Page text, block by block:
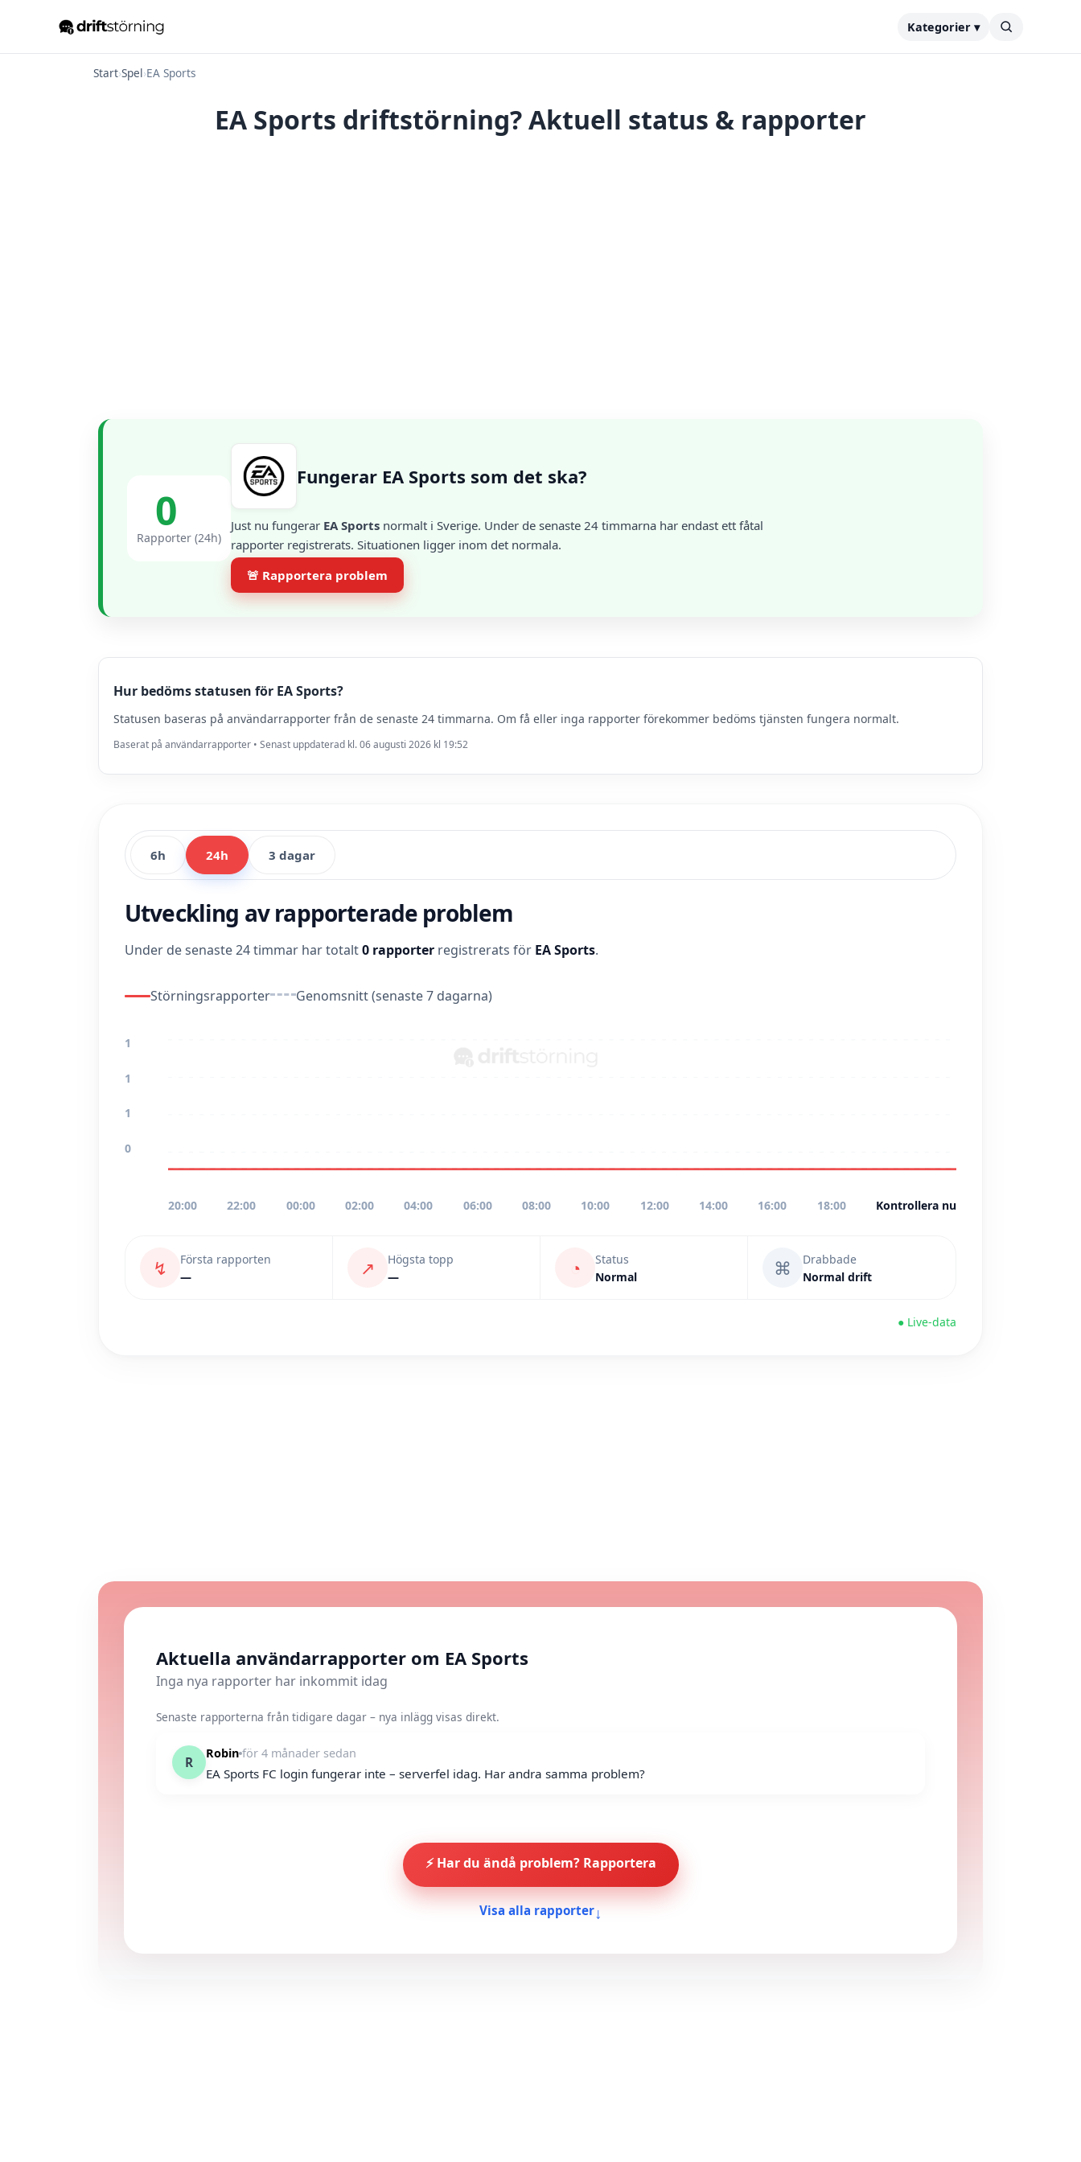
Kategorier ▾
Start›Spel›EA Sports
EA Sports driftstörning? Aktuell status & rapporter
0
Rapporter (24h)
Fungerar EA Sports som det ska?
Just nu fungerar EA Sports normalt i Sverige. Under de senaste 24 timmarna har endast ett fåtal
rapporter registrerats. Situationen ligger inom det normala.
🚨 Rapportera problem
Hur bedöms statusen för EA Sports?
Statusen baseras på användarrapporter från de senaste 24 timmarna. Om få eller inga rapporter förekommer bedöms tjänsten fungera normalt.
Baserat på användarrapporter • Senast uppdaterad kl. 06 augusti 2026 kl 19:52
6h 24h 3 dagar
Utveckling av rapporterade problem
Under de senaste 24 timmar har totalt0 rapporter registrerats för EA Sports.
Störningsrapporter Genomsnitt (senaste 7 dagarna)
1
1
1
0
20:00 22:00 00:00 02:00 04:00 06:00 08:00 10:00 12:00 14:00 16:00 18:00 Kontrollera nu
↯
Första rapporten
—
↗
Högsta topp
—
◔
Status
Normal
⌘
Drabbade
Normal drift
● Live-data
Aktuella användarrapporter om EA Sports
Inga nya rapporter har inkommit idag
Senaste rapporterna från tidigare dagar – nya inlägg visas direkt.
R
Robin för 4 månader sedan
EA Sports FC login fungerar inte – serverfel idag. Har andra samma problem?
⚡ Har du ändå problem? Rapportera
Visa alla rapporter↓